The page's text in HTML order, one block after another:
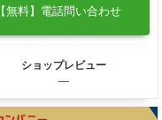
【無料】電話問い合わせ
ショップレビュー
―